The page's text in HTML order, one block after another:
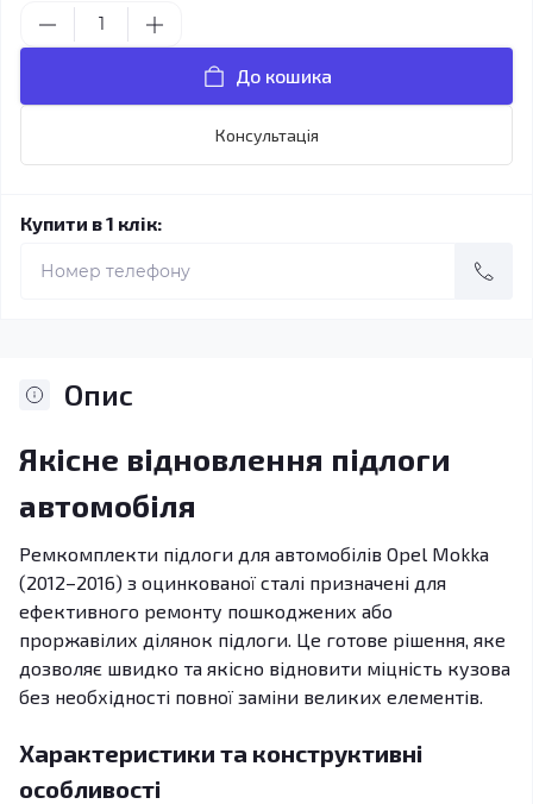
До кошика
Консультація
Купити в 1 клік:
Опис
Якісне відновлення підлоги
автомобіля
Ремкомплекти підлоги для автомобілів Opel Mokka
(2012–2016) з оцинкованої сталі призначені для
ефективного ремонту пошкоджених або
проржавілих ділянок підлоги. Це готове рішення, яке
дозволяє швидко та якісно відновити міцність кузова
без необхідності повної заміни великих елементів.
Характеристики та конструктивні
особливості